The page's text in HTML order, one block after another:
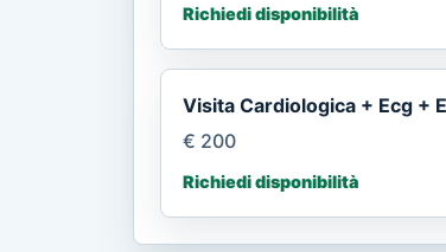
Richiedi disponibilità
Visita Cardiologica + Ecg +
€ 200
Richiedi disponibilità